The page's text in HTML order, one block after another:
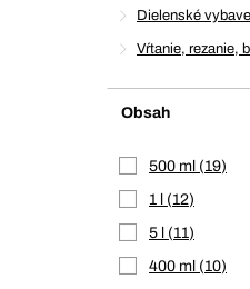
Dielenské
Vŕtanie, rezanie,
Obsah
500 ml
19
1 l
12
5 l
11
400 ml
10